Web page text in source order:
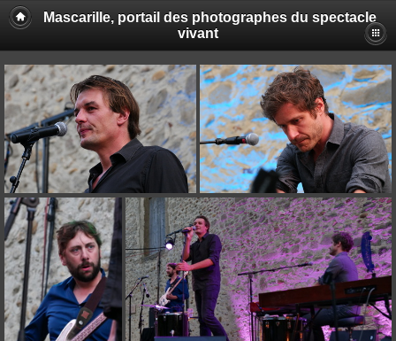
Mascarille, portail des photographes du spectacle
vivant